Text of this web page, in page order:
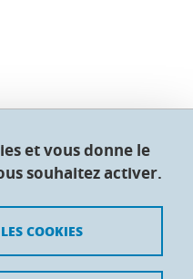
Grenoble Alpes
et vous donne le
souhaitez activer.
COOKIES